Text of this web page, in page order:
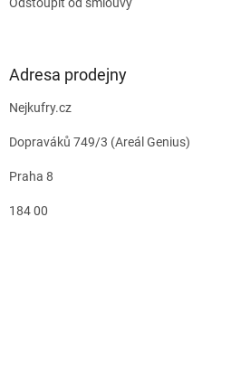
Adresa prodejny
Nejkufry.cz
Dopraváků 749/3 (Areál Genius)
Praha 8
184 00